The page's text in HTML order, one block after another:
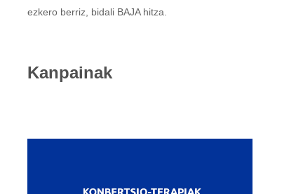
ezkero berriz, bidali BAJA hitza.
Kanpainak